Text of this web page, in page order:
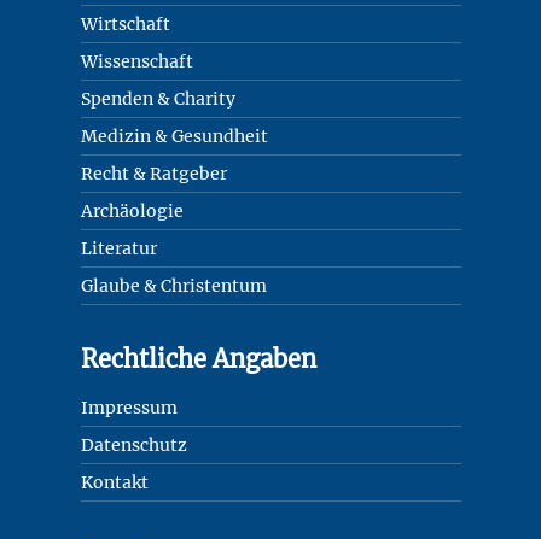
Wirtschaft
Wissenschaft
Spenden & Charity
Medizin & Gesundheit
Recht & Ratgeber
Archäologie
Literatur
Glaube & Christentum
Rechtliche Angaben
Impressum
Datenschutz
Kontakt